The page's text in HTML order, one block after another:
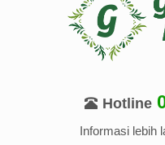
Hotline
Informasi lebih